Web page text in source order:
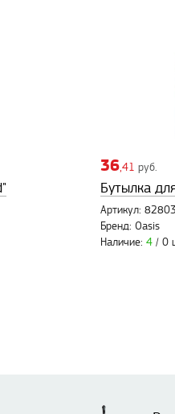
36,41 руб.
Бутылка
Артикул:
Бренд: Oasis
Наличие: 4 / 0